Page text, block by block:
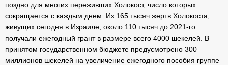
поздно для многих переживших Холокост, число которых
сокращается с каждым днем. Из 165 тысяч жертв Холокоста,
живущих сегодня в Израиле, около 110 тысяч до 2021-го
получали ежегодный грант в размере всего 4000 шекелей. В
принятом государственном бюджете предусмотрено 300
миллионов шекелей на увеличение ежегодного пособия группе